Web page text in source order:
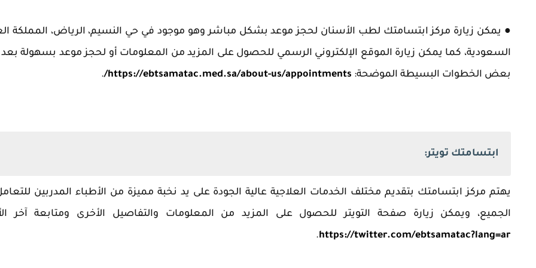
● يمكن زيارة مركز ابتسامتك لطب الأسنان لحجز موعد بشكل مباشر وهو موجود في حي النسيم، الرياض، المملكة
السعودية، كما يمكن زيارة الموقع الإلكتروني الرسمي للحصول على المزيد من المعلومات أو لحجز موعد بسهولة بعد
بعض الخطوات البسيطة الموضحة: https://ebtsamatac.med.sa/about-us/appointments/
.
ابتسامتك تويتر:
يهتم مركز ابتسامتك بتقديم مختلف الخدمات العلاجية عالية الجودة على يد نخبة مميزة من الأطباء المدربين
الجميع، ويمكن زيارة صفحة التويتر للحصول على المزيد من المعلومات والتفاصيل الأخرى ومتابعة آخر
https://twitter.com/ebtsamatac?lang=ar
.